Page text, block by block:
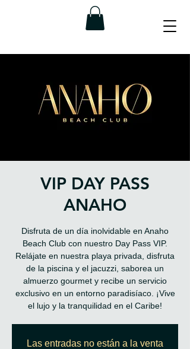
VIP DAY PASS
ANAHO
Disfruta de un día inolvidable en Anaho
Beach Club con nuestro Day Pass VIP.
Relájate en nuestra playa privada, disfruta
de la piscina y el jacuzzi, saborea un
almuerzo gourmet y recibe un servicio
exclusivo en un entorno paradisíaco. ¡Vive
Las entradas no están a la venta